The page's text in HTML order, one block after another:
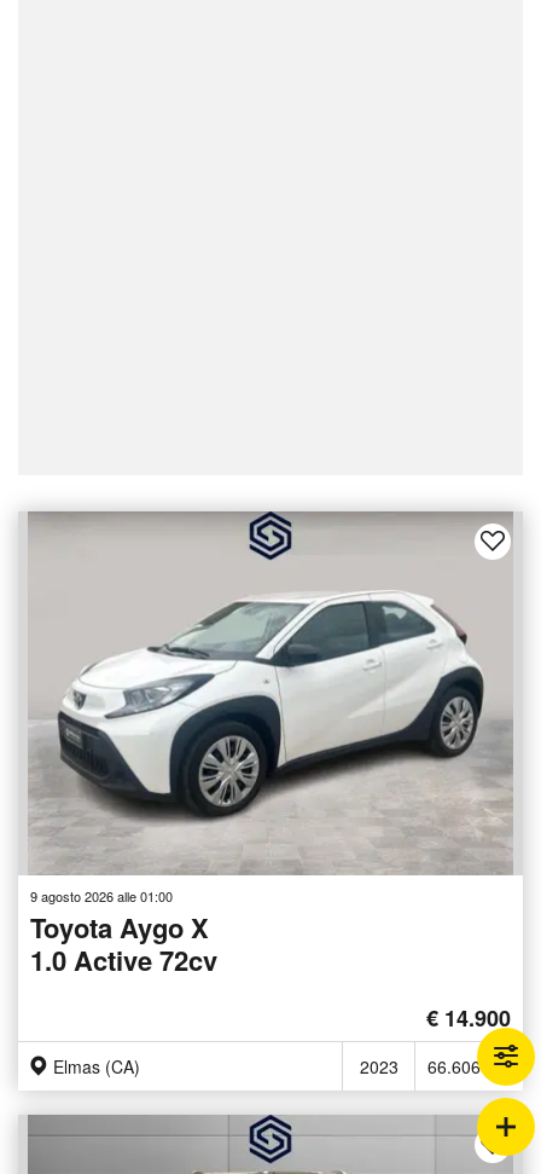
9 agosto 2026 alle 01:00
Toyota Aygo X
1.0 Active 72cv
€ 14.900
Elmas (CA) 2023 66.606 Km